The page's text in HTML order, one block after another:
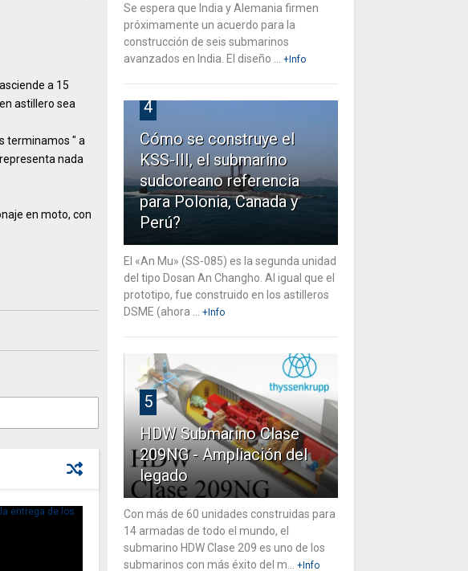
a 15
astillero sea
terminamos " a
nada
en moto, con
Se espera que India y Alemania firmen
próximamente un acuerdo para la
construcción de seis submarinos
avanzados en India. El diseño ...
+Info
4
Cómo se construye el
KSS-III, el submarino
sudcoreano referencia
para Polonia, Canada y
Perú?
El «An Mu» (SS-085) es la segunda unidad
del tipo Dosan An Changho. Al igual que el
prototipo, fue construido en los astilleros
DSME (ahora ...
+Info
5
HDW Submarino Clase
209NG - Ampliación del
legado
Con más de 60 unidades construidas para
14 armadas de todo el mundo, el
submarino HDW Clase 209 es uno de los
submarinos con más éxito del m...
+Info